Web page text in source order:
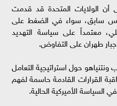
الولايات المتحدة قد قدمت
سابق، سواء في الضغط على
معتمداً على سياسة التهديد
طهران على التفاوض.
حول استراتيجية التعامل
القرارات القادمة حاسمة لفهم
الأميركية الحالية.